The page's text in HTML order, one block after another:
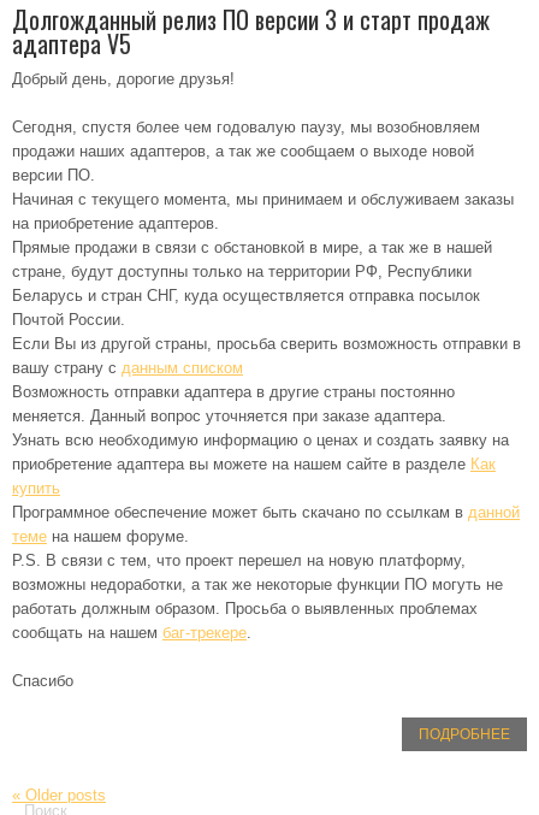
Долгожданный релиз ПО версии 3 и старт продаж
адаптера V5
Добрый день, дорогие друзья!
Сегодня, спустя более чем годовалую паузу, мы возобновляем
продажи наших адаптеров, а так же сообщаем о выходе новой
версии ПО.
Начиная с текущего момента, мы принимаем и обслуживаем заказы
на приобретение адаптеров.
Прямые продажи в связи с обстановкой в мире, а так же в нашей
стране, будут доступны только на территории РФ, Республики
Беларусь и стран СНГ, куда осуществляется отправка посылок
Почтой России.
Если Вы из другой страны, просьба сверить возможность отправки в
вашу страну с данным списком
Возможность отправки адаптера в другие страны постоянно
меняется. Данный вопрос уточняется при заказе адаптера.
Узнать всю необходимую информацию о ценах и создать заявку на
приобретение адаптера вы можете на нашем сайте в разделе Как
купить
Программное обеспечение может быть скачано по ссылкам в данной
теме на нашем форуме.
P.S. В связи с тем, что проект перешел на новую платформу,
возможны недоработки, а так же некоторые функции ПО могуть не
работать должным образом. Просьба о выявленных проблемах
сообщать на нашем баг-трекере.
Спасибо
ПОДРОБНЕЕ
« Older posts
Поиск